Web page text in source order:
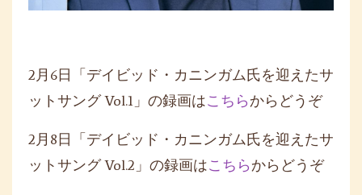
2月6日「デイビッド・カニンガム氏を迎えたサ
ットサング Vol.1」の録画はこちらからどうぞ
2月8日「デイビッド・カニンガム氏を迎えたサ
ットサング Vol.2」の録画はこちらからどうぞ